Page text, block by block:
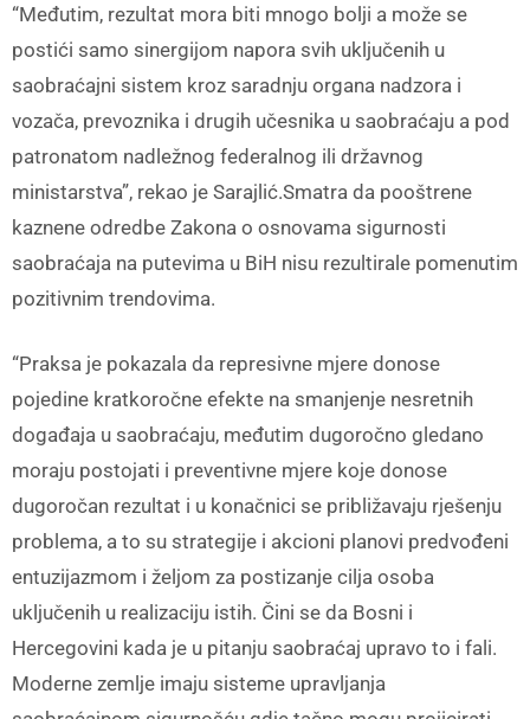
“Međutim, rezultat mora biti mnogo bolji a može se
postići samo sinergijom napora svih uključenih u
saobraćajni sistem kroz saradnju organa nadzora i
vozača, prevoznika i drugih učesnika u saobraćaju a pod
patronatom nadležnog federalnog ili državnog
ministarstva”, rekao je Sarajlić.Smatra da pooštrene
kaznene odredbe Zakona o osnovama sigurnosti
saobraćaja na putevima u BiH nisu rezultirale pomenutim
pozitivnim trendovima.
“Praksa je pokazala da represivne mjere donose
pojedine kratkoročne efekte na smanjenje nesretnih
događaja u saobraćaju, međutim dugoročno gledano
moraju postojati i preventivne mjere koje donose
dugoročan rezultat i u konačnici se približavaju rješenju
problema, a to su strategije i akcioni planovi predvođeni
entuzijazmom i željom za postizanje cilja osoba
uključenih u realizaciju istih. Čini se da Bosni i
Hercegovini kada je u pitanju saobraćaj upravo to i fali.
Moderne zemlje imaju sisteme upravljanja